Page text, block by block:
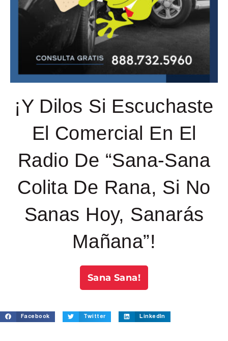
¡Y Dilos Si Escuchaste
El Comercial En El
Radio De “Sana-Sana
Colita De Rana, Si No
Sanas Hoy, Sanarás
Mañana”!
Sana Sana!
Facebook Twitter LinkedIn